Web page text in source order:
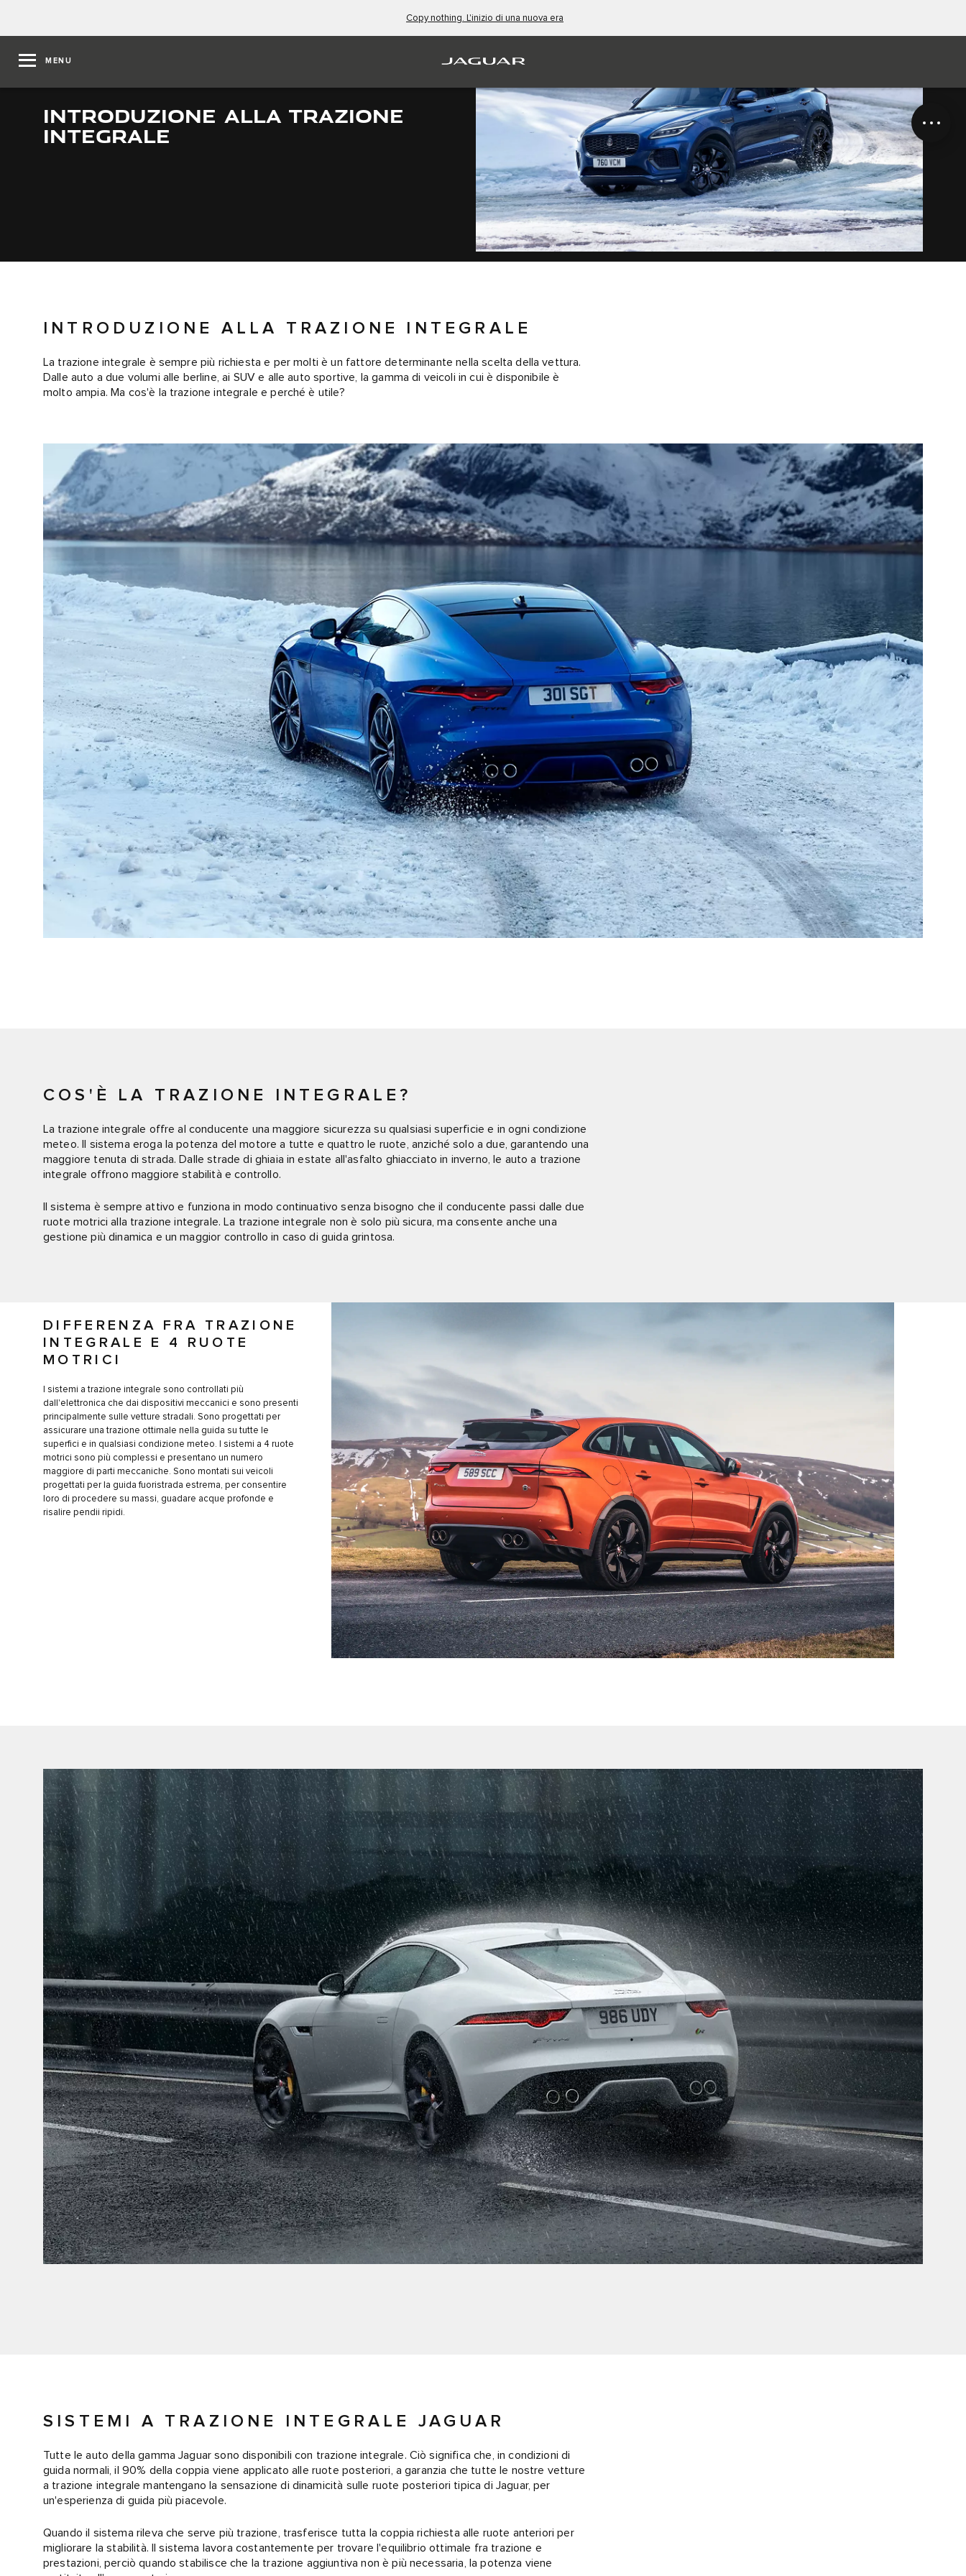
Copy nothing. L'inizio di una nuova era
MENU
INTRODUZIONE ALLA TRAZIONE
INTEGRALE
INTRODUZIONE ALLA TRAZIONE INTEGRALE
La trazione integrale è sempre più richiesta e per molti è un fattore determinante nella scelta della vettura.
Dalle auto a due volumi alle berline, ai SUV e alle auto sportive, la gamma di veicoli in cui è disponibile è
molto ampia. Ma cos'è la trazione integrale e perché è utile?
COS'È LA TRAZIONE INTEGRALE?
La trazione integrale offre al conducente una maggiore sicurezza su qualsiasi superficie e in ogni condizione
meteo. Il sistema eroga la potenza del motore a tutte e quattro le ruote, anziché solo a due, garantendo una
maggiore tenuta di strada. Dalle strade di ghiaia in estate all'asfalto ghiacciato in inverno, le auto a trazione
integrale offrono maggiore stabilità e controllo.
Il sistema è sempre attivo e funziona in modo continuativo senza bisogno che il conducente passi dalle due
ruote motrici alla trazione integrale. La trazione integrale non è solo più sicura, ma consente anche una
gestione più dinamica e un maggior controllo in caso di guida grintosa.
DIFFERENZA FRA TRAZIONE
INTEGRALE E 4 RUOTE
MOTRICI
I sistemi a trazione integrale sono controllati più
dall'elettronica che dai dispositivi meccanici e sono presenti
principalmente sulle vetture stradali. Sono progettati per
assicurare una trazione ottimale nella guida su tutte le
superfici e in qualsiasi condizione meteo. I sistemi a 4 ruote
motrici sono più complessi e presentano un numero
maggiore di parti meccaniche. Sono montati sui veicoli
progettati per la guida fuoristrada estrema, per consentire
loro di procedere su massi, guadare acque profonde e
risalire pendii ripidi.
SISTEMI A TRAZIONE INTEGRALE JAGUAR
Tutte le auto della gamma Jaguar sono disponibili con trazione integrale. Ciò significa che, in condizioni di
guida normali, il 90% della coppia viene applicato alle ruote posteriori, a garanzia che tutte le nostre vetture
a trazione integrale mantengano la sensazione di dinamicità sulle ruote posteriori tipica di Jaguar, per
un'esperienza di guida più piacevole.
Quando il sistema rileva che serve più trazione, trasferisce tutta la coppia richiesta alle ruote anteriori per
migliorare la stabilità. Il sistema lavora costantemente per trovare l'equilibrio ottimale fra trazione e
prestazioni, perciò quando stabilisce che la trazione aggiuntiva non è più necessaria, la potenza viene